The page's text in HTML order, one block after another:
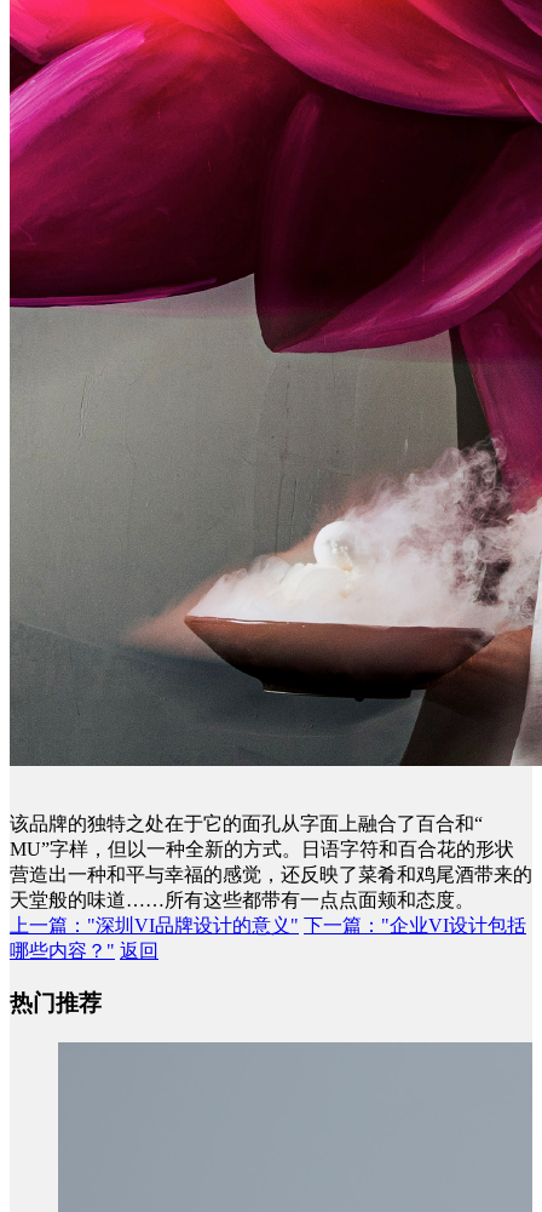
该品牌的独特之处在于它的面孔从字面上融合了百合和“
MU”字样，但以一种全新的方式。日语字符和百合花的形状
营造出一种和平与幸福的感觉，还反映了菜肴和鸡尾酒带来的
天堂般的味道……所有这些都带有一点点面颊和态度。
上一篇 ："深圳VI品牌设计的意义" 下一篇 ："企业VI设计包括
哪些内容？" 返回
热门推荐